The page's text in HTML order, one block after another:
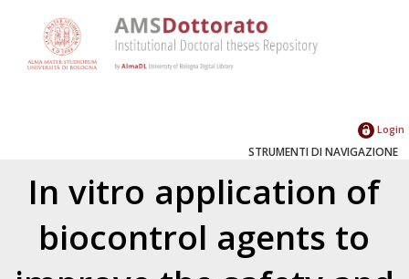
Login
STRUMENTI DI NAVIGAZIONE
In vitro application of
biocontrol agents to